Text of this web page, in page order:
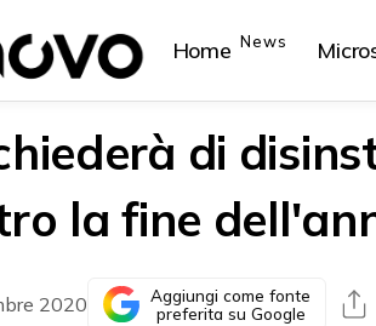
Home News
{{POSTS[1].LABEL}}
{{POSTS[1].LABEL}}
di
la fine
2020
Aggiungi come fonte
preferita su Google